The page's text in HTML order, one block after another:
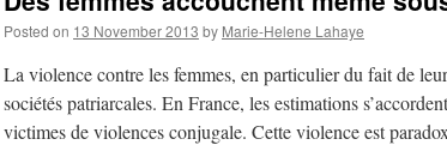
Posted on 13 November 2013 by Marie-Helene Lahaye
La violence contre les femmes, en particulier du fait de
sociétés patriarcales. En France, les estimations
victimes de violences conjugale. Cette violence est